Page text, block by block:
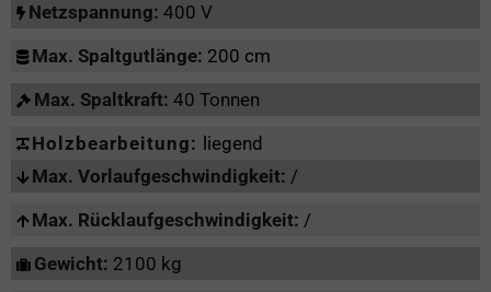
Netzspannung: 400 V
Max. Spaltgutlänge: 200 cm
Max. Spaltkraft: 40 Tonnen
Holzbearbeitung: liegend
Max. Vorlaufgeschwindigkeit: /
Max. Rücklaufgeschwindigkeit: /
Gewicht: 2100 kg